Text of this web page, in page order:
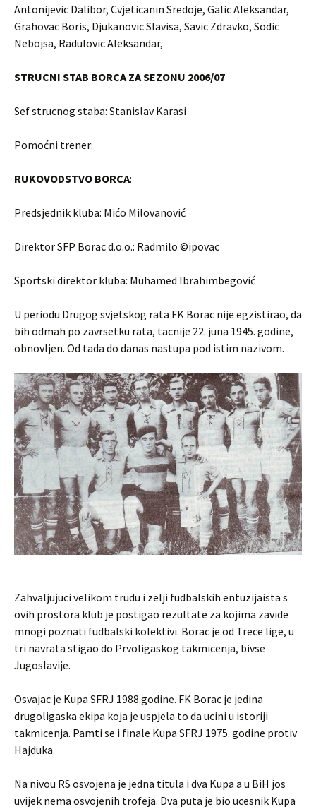
Antonijevic Dalibor, Cvjeticanin Sredoje, Galic Aleksandar,
Grahovac Boris, Djukanovic Slavisa, Savic Zdravko, Sodic
Nebojsa, Radulovic Aleksandar,
STRUCNI STAB BORCA ZA SEZONU 2006/07
Sef strucnog staba: Stanislav Karasi
Pomoćni trener:
RUKOVODSTVO BORCA:
Predsjednik kluba: Mićo Milovanović
Direktor SFP Borac d.o.o.: Radmilo ©ipovac
Sportski direktor kluba: Muhamed Ibrahimbegović
U periodu Drugog svjetskog rata FK Borac nije egzistirao, da
bih odmah po zavrsetku rata, tacnije 22. juna 1945. godine,
obnovljen. Od tada do danas nastupa pod istim nazivom.
Zahvaljujuci velikom trudu i zelji fudbalskih entuzijaista s
ovih prostora klub je postigao rezultate za kojima zavide
mnogi poznati fudbalski kolektivi. Borac je od Trece lige, u
tri navrata stigao do Prvoligaskog takmicenja, bivse
Jugoslavije.
Osvajac je Kupa SFRJ 1988.godine. FK Borac je jedina
drugoligaska ekipa koja je uspjela to da ucini u istoriji
takmicenja. Pamti se i finale Kupa SFRJ 1975. godine protiv
Hajduka.
Na nivou RS osvojena je jedna titula i dva Kupa a u BiH jos
uvijek nema osvojenih trofeja. Dva puta je bio ucesnik Kupa